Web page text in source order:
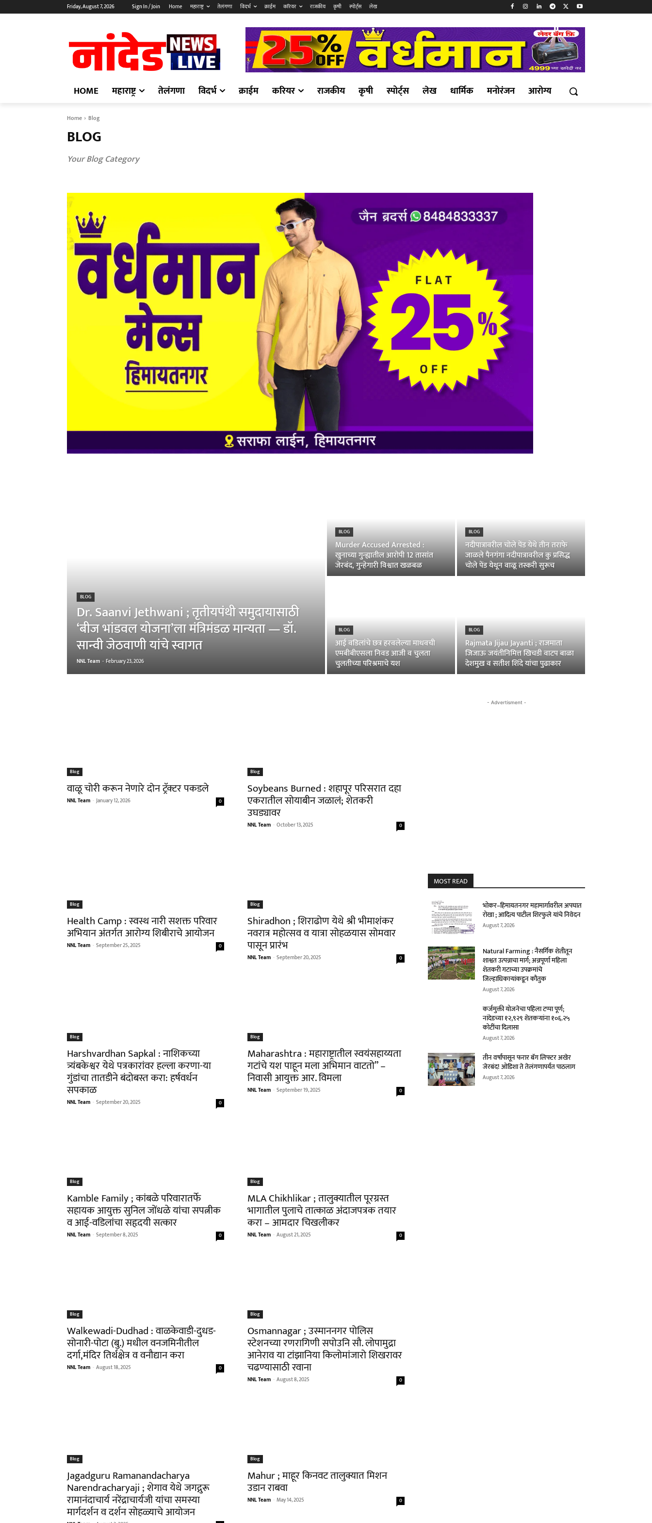
Friday, August 7, 2026 Sign In / Join Home महाराष्ट्र तेलंगणा विदर्भ क्राईम करियर राजकीय कृषी स्पोर्ट्स लेख
HOME महाराष्ट्र तेलंगणा विदर्भ क्राईम करियर राजकीय कृषी स्पोर्ट्स लेख धार्मिक मनोरंजन आरोग्य
Home Blog
BLOG
Your Blog Category
BLOG
Dr. Saanvi Jethwani ; तृतीयपंथी समुदायासाठी
‘बीज भांडवल योजना’ला मंत्रिमंडळ मान्यता — डॉ.
सान्वी जेठवाणी यांचे स्वागत
NNL Team - February 23, 2026
BLOG
Murder Accused Arrested :
खुनाच्या गुन्ह्यातील आरोपी 12 तासांत
जेरबंद, गुन्हेगारी विश्वात खळबळ
BLOG
नदीपात्रावरील चोले पेंड येथे तीन तराफे
जाळले पैनगंगा नदीपात्रावरील कु प्रसिद्ध
चोले पेंड येथून वाळू तस्करी सुरूच
BLOG
आई वडिलांचे छत्र हरवलेल्या माधवची
एमबीबीएसला निवड आजी व चुलता
चुलतीच्या परिश्रमाचे यश
BLOG
Rajmata Jijau Jayanti ; राजमाता
जिजाऊ जयंतीनिमित्त खिचडी वाटप बाळा
देशमुख व सतीश शिंदे यांचा पुढाकार
Blog
वाळू चोरी करून नेणारे दोन ट्रॅक्टर पकडले
NNL Team - January 12, 2026 0
Blog
Soybeans Burned : शहापूर परिसरात दहा
एकरातील सोयाबीन जळालं; शेतकरी
उघड्यावर
NNL Team - October 13, 2025 0
Blog
Health Camp : स्वस्थ नारी सशक्त परिवार
अभियान अंतर्गत आरोग्य शिबीराचे आयोजन
NNL Team - September 25, 2025 0
Blog
Shiradhon ; शिराढोण येथे श्री भीमाशंकर
नवरात्र महोत्सव व यात्रा सोहळयास सोमवार
पासून प्रारंभ
NNL Team - September 20, 2025 0
Blog
Harshvardhan Sapkal : नाशिकच्या
त्र्यंबकेश्वर येथे पत्रकारांवर हल्ला करणा-या
गुंडांचा तातडीने बंदोबस्त करा: हर्षवर्धन
सपकाळ
NNL Team - September 20, 2025 0
Blog
Maharashtra : महाराष्ट्रातील स्वयंसहाय्यता
गटांचे यश पाहून मला अभिमान वाटतो” –
निवासी आयुक्त आर. विमला
NNL Team - September 19, 2025 0
Blog
Kamble Family ; कांबळे परिवारातर्फे
सहायक आयुक्त सुनिल जोंधळे यांचा सपत्नीक
व आई-वडिलांचा सहृदयी सत्कार
NNL Team - September 8, 2025 0
Blog
MLA Chikhlikar ; तालुक्यातील पूरग्रस्त
भागातील पुलाचे तात्काळ अंदाजपत्रक तयार
करा – आमदार चिखलीकर
NNL Team - August 21, 2025 0
Blog
Walkewadi-Dudhad : वाळकेवाडी-दुधड-
सोनारी-पोटा (बु.) मधील वनजमिनीतील
दर्गा,मंदिर तिर्थक्षेत्र व वनौद्यान करा
NNL Team - August 18, 2025 0
Blog
Osmannagar ; उस्माननगर पोलिस
स्टेशनच्या रणरागिणी सपोउनि सौ. लोपामुद्रा
आनेराव या टांझानिया किलोमांजारो शिखरावर
चढण्यासाठी रवाना
NNL Team - August 8, 2025 0
Blog
Jagadguru Ramanandacharya
Narendracharyaji ; शेगाव येथे जगद्गुरू
रामानंदाचार्य नरेंद्राचार्यजी यांचा समस्या
मार्गदर्शन व दर्शन सोहळ्याचे आयोजन
Blog
Mahur ; माहूर किनवट तालुक्यात मिशन
उडान राबवा
NNL Team - May 14, 2025 0
- Advertisment -
MOST READ
भोकर–हिमायतनगर महामार्गावरील अपघात
रोखा ; आदित्य पाटील शिरफुले यांचे निवेदन
August 7, 2026
Natural Farming : नैसर्गिक शेतीतून
शाश्वत उत्पन्नाचा मार्ग; अन्नपूर्णा महिला
शेतकरी गटाच्या उपक्रमांचे
जिल्हाधिकाऱ्यांकडून कौतुक
August 7, 2026
कर्जमुक्ती योजनेचा पहिला टप्पा पूर्ण;
नांदेडच्या १२,९२९ शेतकऱ्यांना १०६.२५
कोटींचा दिलासा
August 7, 2026
तीन वर्षांपासून फरार बॅग लिफ्टर अखेर
जेरबंद! ओडिशा ते तेलंगणापर्यंत पाठलाग
August 7, 2026